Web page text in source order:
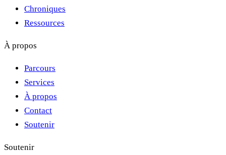
Chroniques
Ressources
À propos
Parcours
Services
À propos
Contact
Soutenir
Soutenir